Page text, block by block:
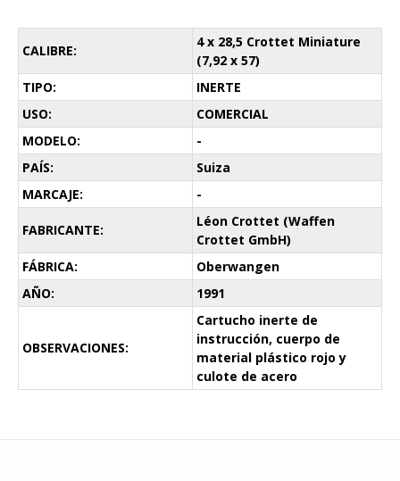
CALIBRE:
4 x 28,5 Crottet Miniature
(7,92 x 57)
TIPO:
INERTE
USO:
COMERCIAL
MODELO:
-
PAÍS:
Suiza
MARCAJE:
-
FABRICANTE:
Léon Crottet (Waffen
Crottet GmbH)
FÁBRICA:
Oberwangen
AÑO:
1991
OBSERVACIONES:
Cartucho inerte de
instrucción, cuerpo de
material plástico rojo y
culote de acero